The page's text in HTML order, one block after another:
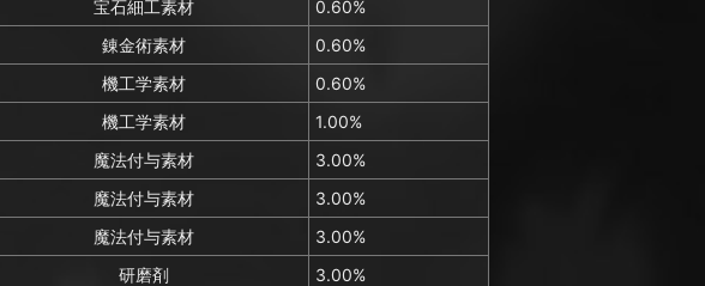
宝石細工素材
0.60%
錬金術素材
0.60%
機工学素材
0.60%
機工学素材
1.00%
魔法付与素材
3.00%
魔法付与素材
3.00%
魔法付与素材
3.00%
研磨剤
3.00%